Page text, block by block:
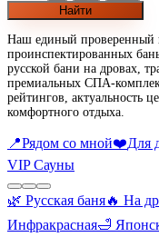
Найти
Наш единый проверенный
проинспектированных
русской бани на дровах,
премиальных СПА-
рейтингов, актуальность
комфортного отдыха.
📍Рядом со мной❤️Для
VIP Сауны
🌿 Русская баня🔥 На
Инфракрасная🛁